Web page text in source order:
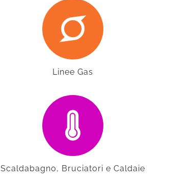
Linee Gas
Scaldabagno, Bruciatori e Caldaie